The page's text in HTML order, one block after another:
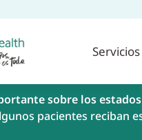
Servicios
sobre los
pacientes reciban